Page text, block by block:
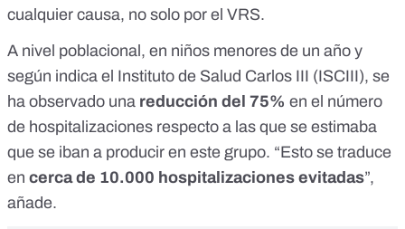
cualquier causa, no solo por el VRS.
A nivel poblacional, en niños menores de un año y
según indica el Instituto de Salud Carlos III (ISCIII), se
ha observado una reducción del 75% en el número
de hospitalizaciones respecto a las que se estimaba
que se iban a producir en este grupo. “Esto se traduce
en cerca de 10.000 hospitalizaciones evitadas”,
añade.